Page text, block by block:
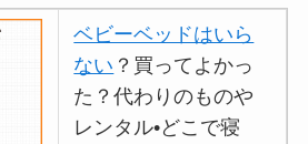
ベビーベッドはいら
ない ？買ってよかっ
た？代わりのものや
レンタル•どこで寝